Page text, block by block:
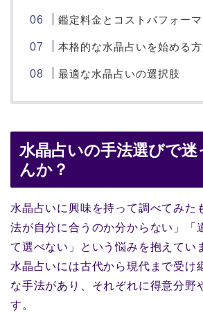
鑑定料金とコストパフォー
本格的な水晶占いを始める
最適な水晶占いの選択肢
水晶占いの手法選びで
んか？
水晶占いに興味を持って調べてみた
法が自分に合うのか分からない」「
て選べない」という悩みを抱えてい
水晶占いには古代から現代まで受け
な手法があり、それぞれに得意分野
す。